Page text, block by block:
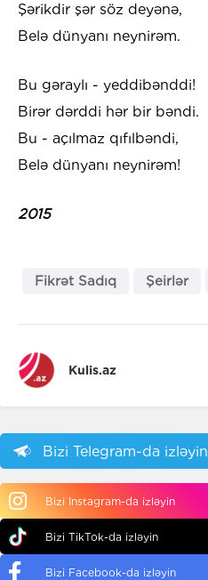
Şərikdir şər söz deyənə,
Belə dünyanı neynirəm.
Bu gəraylı - yeddibənddi!
Birər dərddi hər bir bəndi.
Bu - açılmaz qıfılbəndi,
Belə dünyanı neynirəm!
2015
Fikrət Sadıq Şeirlər
Kulis.az
Bizi Telegram-da izləyin
Bizi Instagram-da izləyin
Bizi TikTok-da izləyin
Bizi Facebook-da izləyin